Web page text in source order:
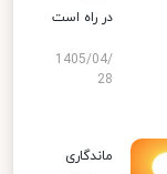
در راه است
1405/04/
28
ماندگاری